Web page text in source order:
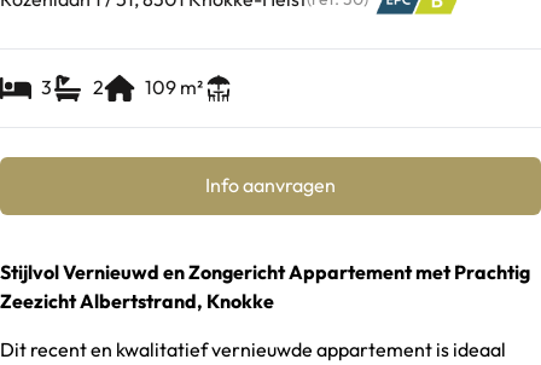
3 2 109m²
Info aanvragen
Stijlvol Vernieuwd en Zongericht Appartement met Prachtig
Zeezicht Albertstrand, Knokke
Dit recent en kwalitatief vernieuwde appartement is ideaal